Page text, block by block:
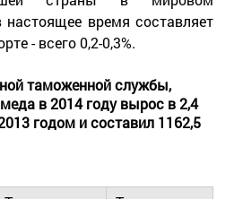
время составляет
- всего 0,2-0,3%.
таможенной службы,
в 2014 году вырос в 2,4
годом и составил 1162,5